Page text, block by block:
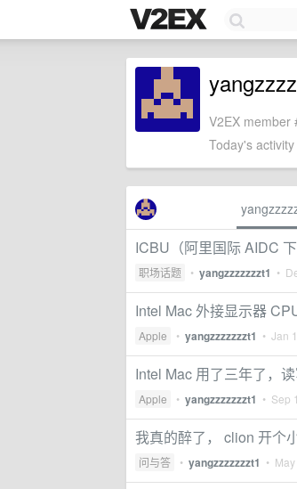
V2EX member
Today's
ICBU（阿里国际 AIDC
职场话题 • yangzzzzzzzt1 •
Intel Mac 外接显示器
Apple • yangzzzzzzzt1 • Jan
Intel Mac 用了三年了，
Apple • yangzzzzzzzt1 • Sep
我真的醉了， clion 开个
问与答 • yangzzzzzzzt1 •